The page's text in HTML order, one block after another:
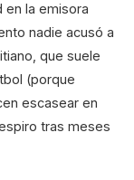
en la emisora
nadie acusó a
que suele
(porque
escasear en
tras meses